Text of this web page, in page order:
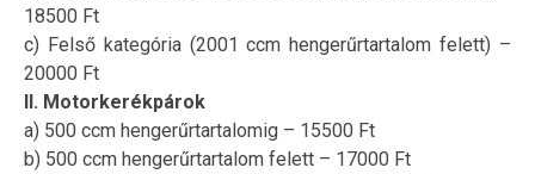
18500 Ft
c) Felső kategória (2001 ccm hengerűrtartalom felett) –
20000 Ft
II. Motorkerékpárok
a) 500 ccm hengerűrtartalomig – 15500 Ft
b) 500 ccm hengerűrtartalom felett – 17000 Ft